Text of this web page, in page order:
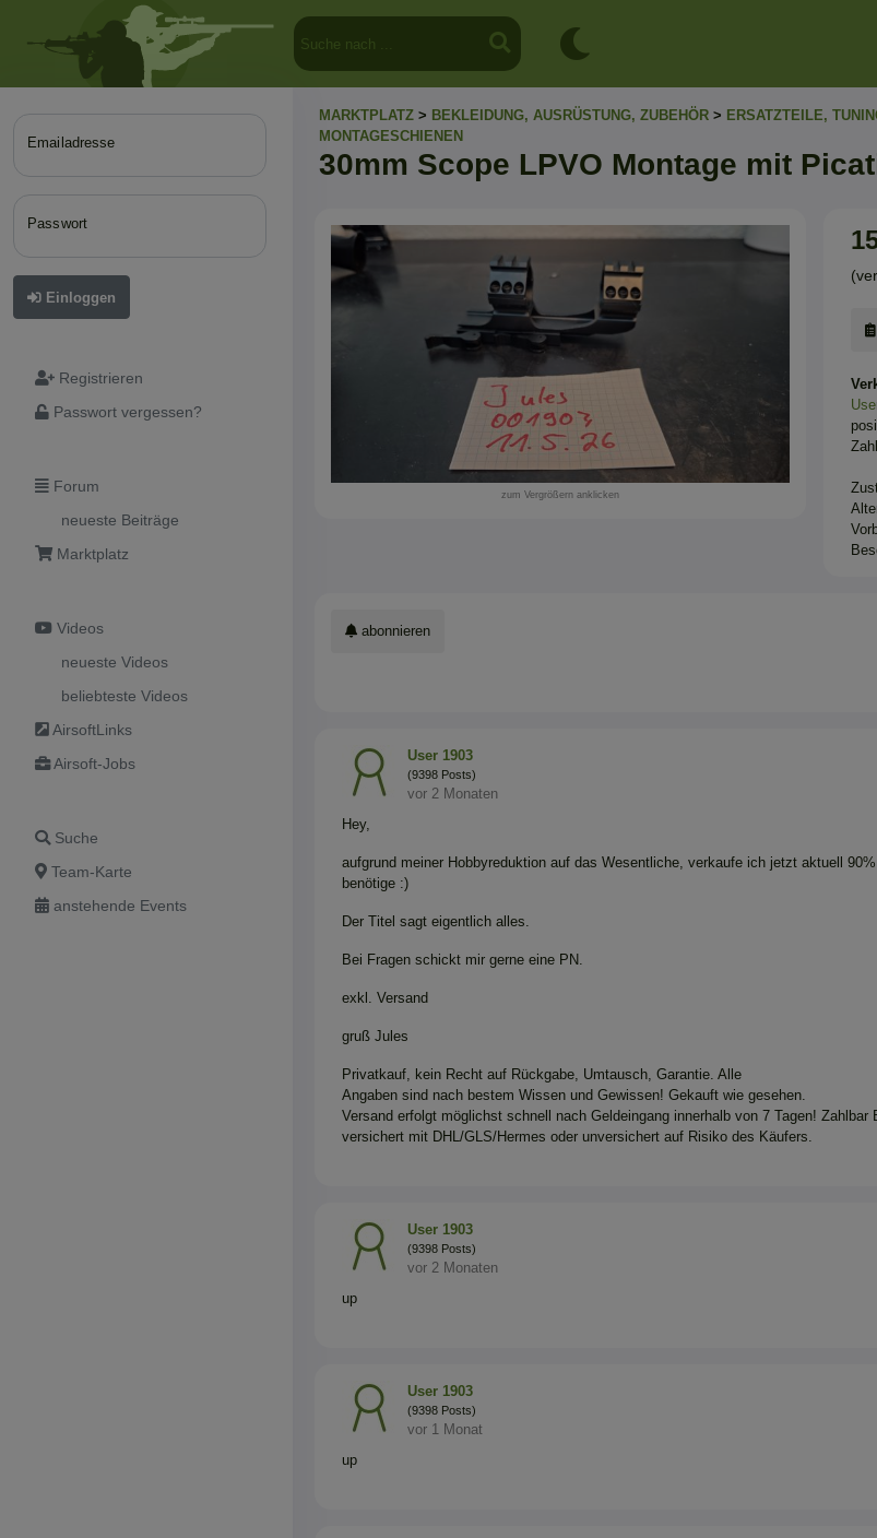
Emailadresse
Passwort
Einloggen
Registrieren
Passwort vergessen?
Forum
neueste Beiträge
Marktplatz
Videos
neueste Videos
beliebteste Videos
AirsoftLinks
Airsoft-Jobs
Suche
Team-Karte
anstehende Events
MARKTPLATZ > BEKLEIDUNG, AUSRÜSTUNG, ZUBEHÖR > ERSATZTEILE,
MONTAGESCHIENEN
30mm Scope LPVO Montage mit
zum Vergrößern anklicken
abonnieren
User 1903
(9398 Posts)
vor 2 Monaten
Hey,
aufgrund meiner Hobbyreduktion auf das Wesentliche, verkaufe ich jetzt aktuell
benötige :)
Der Titel sagt eigentlich alles.
Bei Fragen schickt mir gerne eine PN.
exkl. Versand
gruß Jules
Privatkauf, kein Recht auf Rückgabe, Umtausch, Garantie. Alle
Angaben sind nach bestem Wissen und Gewissen! Gekauft wie gesehen.
Versand erfolgt möglichst schnell nach Geldeingang innerhalb von 7 Tagen! Zahlbar
versichert mit DHL/GLS/Hermes oder unversichert auf Risiko des Käufers.
User 1903
(9398 Posts)
vor 2 Monaten
up
User 1903
(9398 Posts)
vor 1 Monat
up